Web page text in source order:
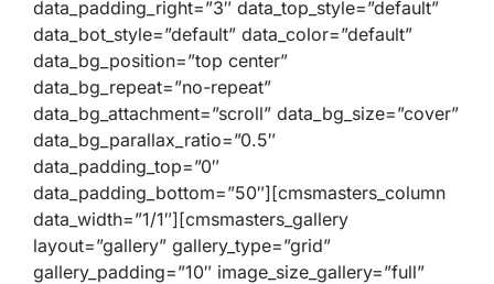
data_padding_right=”3″ data_top_style=”default”
data_bot_style=”default” data_color=”default”
data_bg_position=”top center”
data_bg_repeat=”no-repeat”
data_bg_attachment=”scroll” data_bg_size=”cover”
data_bg_parallax_ratio=”0.5″
data_padding_top=”0″
data_padding_bottom=”50″][cmsmasters_column
data_width=”1/1″][cmsmasters_gallery
layout=”gallery” gallery_type=”grid”
gallery_padding=”10″ image_size_gallery=”full”